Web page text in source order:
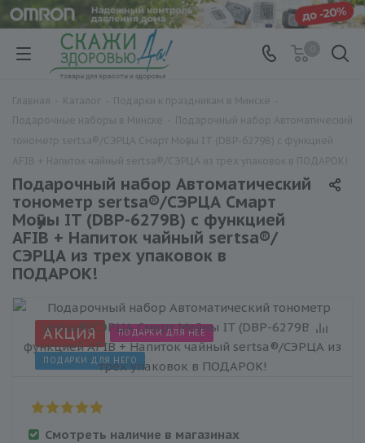
Подарочный набор Автоматический
тонометр sertsa®/СЭРЦА Смарт
Мoӯны IT (DBP-6279B) с функцией
AFIB + Напиток чайный sertsa®/
СЭРЦА из трех упаковок в
ПОДАРОК!
АКЦИЯ ПОДАРКИ ДЛЯ НЕЕ
ПОДАРКИ ДЛЯ НЕГО
Смотреть наличие в магазинах